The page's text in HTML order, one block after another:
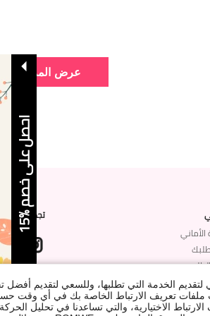
عرض المزيد
تجدنا على
شتركي مع
لتقديم الخدمة التي تطلبها، وللسعي لتقديم أفضل
ملفات تعريف الارتباط الخاصة بك في أي وقت
الاختيارية، والتي تساعدنا في تحليل الحركة
ا
ح
ص
ل
ع
ل
ى
خ
ص
م
%
1
5